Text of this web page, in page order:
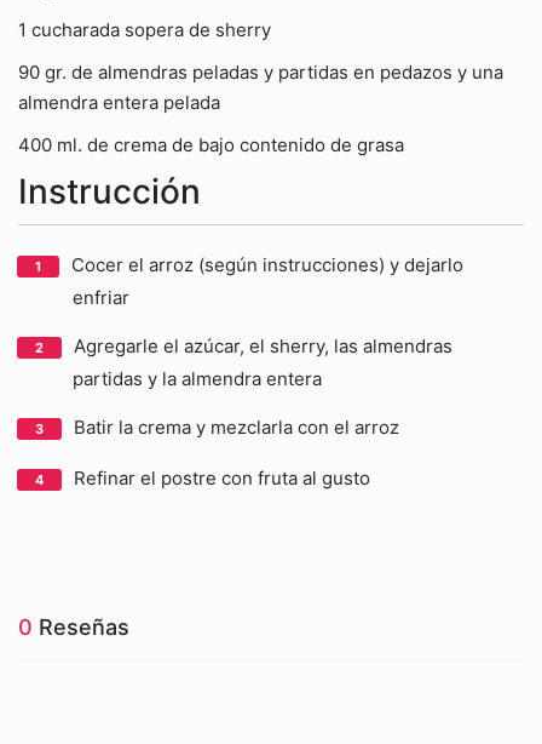
1 cucharada sopera de sherry
90 gr. de almendras peladas y partidas en pedazos y una
almendra entera pelada
400 ml. de crema de bajo contenido de grasa
Instrucción
Cocer el arroz (según instrucciones) y dejarlo
enfriar
Agregarle el azúcar, el sherry, las almendras
partidas y la almendra entera
Batir la crema y mezclarla con el arroz
Refinar el postre con fruta al gusto
0 Reseñas